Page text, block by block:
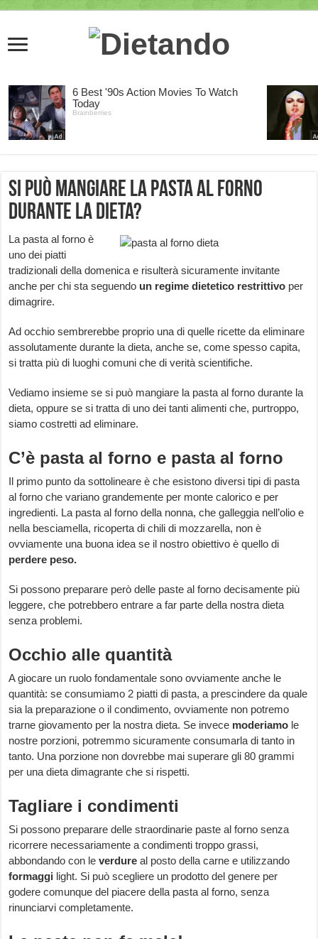
Si può mangiare la pasta al forno
durante la dieta?
La pasta al forno è
uno dei piatti
tradizionali della domenica e risulterà sicuramente invitante
anche per chi sta seguendo un regime dietetico restrittivo per
dimagrire.
Ad occhio sembrerebbe proprio una di quelle ricette da eliminare
assolutamente durante la dieta, anche se, come spesso capita,
si tratta più di luoghi comuni che di verità scientifiche.
Vediamo insieme se si può mangiare la pasta al forno durante la
dieta, oppure se si tratta di uno dei tanti alimenti che, purtroppo,
siamo costretti ad eliminare.
C’è pasta al forno e pasta al forno
Il primo punto da sottolineare è che esistono diversi tipi di pasta
al forno che variano grandemente per monte calorico e per
ingredienti. La pasta al forno della nonna, che galleggia nell’olio e
nella besciamella, ricoperta di chili di mozzarella, non è
ovviamente una buona idea se il nostro obiettivo è quello di
perdere peso.
Si possono preparare però delle paste al forno decisamente più
leggere, che potrebbero entrare a far parte della nostra dieta
senza problemi.
Occhio alle quantità
A giocare un ruolo fondamentale sono ovviamente anche le
quantità: se consumiamo 2 piatti di pasta, a prescindere da quale
sia la preparazione o il condimento, ovviamente non potremo
trarne giovamento per la nostra dieta. Se invece moderiamo le
nostre porzioni, potremmo sicuramente consumarla di tanto in
tanto. Una porzione non dovrebbe mai superare gli 80 grammi
per una dieta dimagrante che si rispetti.
Tagliare i condimenti
Si possono preparare delle straordinarie paste al forno senza
ricorrere necessariamente a condimenti troppo grassi,
abbondando con leverdure al posto della carne e utilizzando
formaggi light. Si può scegliere un prodotto del genere per
godere comunque del piacere della pasta al forno, senza
rinunciarvi completamente.